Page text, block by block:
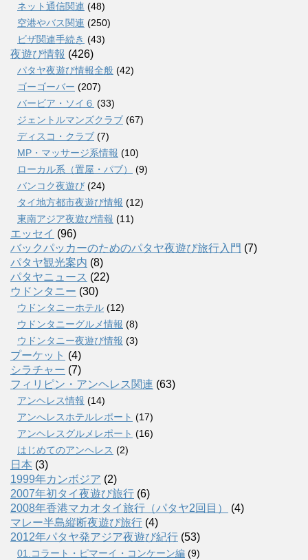
ネット通信関連 (48)
空港やバス関連 (250)
ビザ関連手続き (43)
夜遊び情報 (426)
パタヤ夜遊び情報全般 (42)
ゴーゴーバー (207)
バービア・ソイ６ (33)
ジェントルマンズクラブ (67)
ディスコ・クラブ (7)
MP・マッサージ系情報 (10)
ローカル系（置屋・パブ）
(9)
バンコク夜遊び (24)
タイ地方都市夜遊び情報 (12)
東南アジア夜遊び情報 (11)
エッセイ (96)
バックパッカーのためのパタヤ夜遊び旅行入門 (7)
パタヤ観光案内 (8)
パタヤニュース (22)
ウドンタニー (30)
ウドンタニーホテル (12)
ウドンタニーグルメ情報 (8)
ウドンタニー夜遊び情報 (3)
プーケット (4)
シラチャー (7)
フィリピン・アンヘレス関連 (63)
アンヘレス情報 (14)
アンへレスホテルレポート (17)
アンヘレスグルメレポート (16)
はじめてのアンヘレス (2)
日本 (3)
1999年カンボジア (2)
2007年初タイ夜遊び旅行 (6)
2008年香港マカオタイ旅行（パタヤ2回目）
(4)
マレー半島縦断夜遊び旅行 (4)
2012年パタヤ発アジア夜遊び紀行 (53)
01.コラート・ピマーイ・コンケーン編 (9)